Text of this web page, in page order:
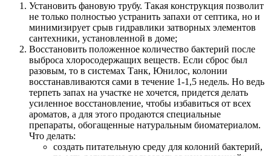
Установить фановую трубу. Такая конструкция позволит
не только полностью устранить запахи от септика, но и
минимизирует срыв гидравлики затворных элементов
сантехники, установленной в доме;
Восстановить положенное количество бактерий после
выброса хлоросодержащих веществ. Если сброс был
разовым, то в системах Танк, Юнилос, колонии
восстанавливаются сами в течение 1-1,5 недель. Но ведь
терпеть запах на участке не хочется, придется делать
усиленное восстановление, чтобы избавиться от всех
ароматов, а для этого продаются специальные
препараты, обогащенные натуральным биоматериалом.
Что делать:
создать питательную среду для колоний бактерий,